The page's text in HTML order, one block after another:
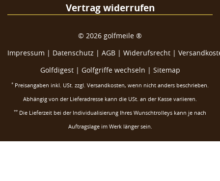
Vertrag widerrufen
© 2026 golfmeile ®
Impressum | Datenschutz | AGB | Widerufsrecht |
Golfdigest| Golfgriffe wechseln | Sitemap
* Preisangaben inkl. USt. zzgl. Versandkosten, wenn nicht anders beschrieben.
Abhängig von der Lieferadresse kann die USt. an der Kasse variieren.
** Die Lieferzeit bei der Individualisierung Ihres Wunschtrolleys kann je nach
Auftragslage im Werk länger sein.